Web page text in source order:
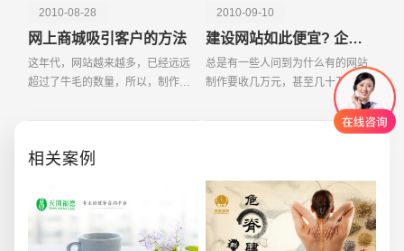
2010-08-28
网上商城吸引客户的方法
这年代，网站越来越多，已经远远
超过了牛毛的数量，所以，制作网
法，以供大家参考。
2010-09-10
建设网站如此便宜? 企业是受益? 是受害?
总是有一些人问到为什么有的网站
制作要收几万元，甚至几十万元，
可是很多网站建设公司的报价却很
便宜，一千多块，甚至几百块，为
相关案例